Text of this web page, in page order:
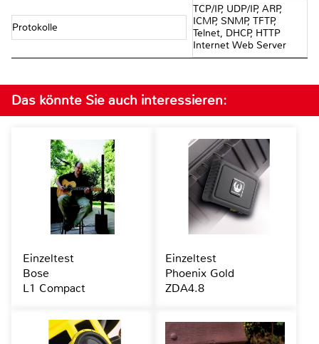
Protokolle
TCP/IP, UDP/IP, ARP,
ICMP, SNMP, TFTP,
Telnet, DHCP, HTTP
Internet Web Server
Das könnte Sie auch interessieren:
Einzeltest
Bose
L1 Compact
Einzeltest
Phoenix Gold
ZDA4.8